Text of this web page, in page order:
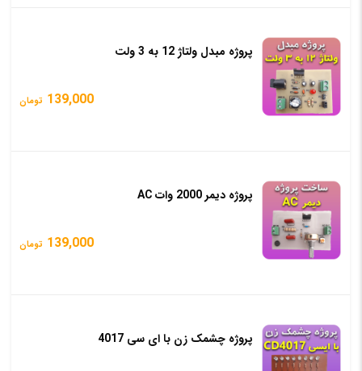
پروژه مبدل ولتاژ 12 به 3 ولت
139,000 تومان
پروژه دیمر 2000 وات AC
139,000 تومان
پروژه چشمک زن با ای سی 4017